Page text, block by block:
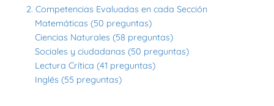
2. Competencias Evaluadas en cada Sección
Matemáticas (50 preguntas)
Ciencias Naturales (58 preguntas)
Sociales y ciudadanas (50 preguntas)
Lectura Crítica (41 preguntas)
Inglés (55 preguntas)